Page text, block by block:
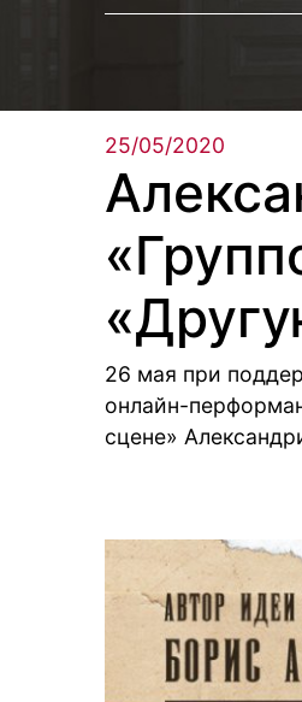
25/05/2020
26 мая при
онлайн-
сцене»